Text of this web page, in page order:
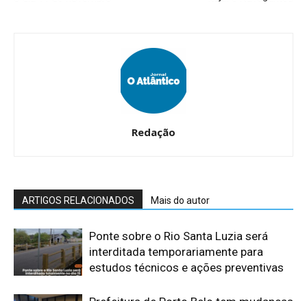
Redação
ARTIGOS RELACIONADOS Mais do autor
Ponte sobre o Rio Santa Luzia será
interditada temporariamente para
estudos técnicos e ações preventivas